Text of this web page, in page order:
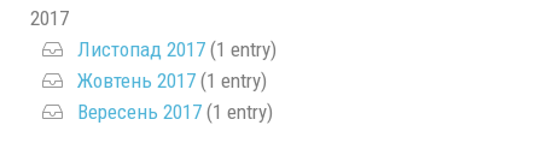
2017
Листопад 2017 (1 entry)
Жовтень 2017 (1 entry)
Вересень 2017 (1 entry)